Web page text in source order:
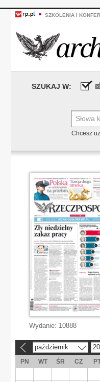
SZKOLENIA I
SZUKAJ W:
Chcesz
Wydanie: 10888
październik
PN WT ŚR CZ